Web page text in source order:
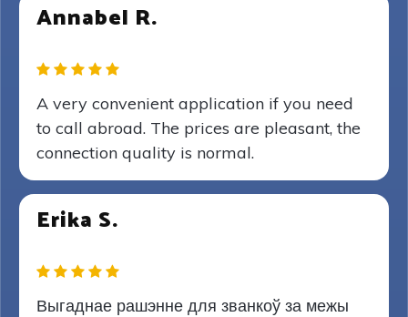
Annabel R.
A very convenient application if you need
to call abroad. The prices are pleasant, the
connection quality is normal.
Erika S.
Выгаднае рашэнне для званкоў за межы